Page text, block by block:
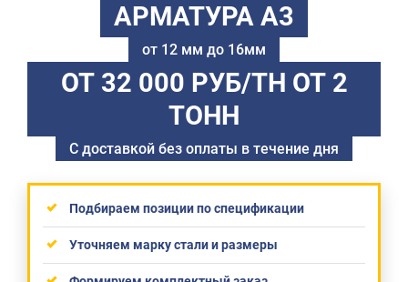
АРМАТУРА А3
от 12 мм до 16мм
ОТ 32 000 РУБ/ТН ОТ 2
ТОНН
С доставкой без оплаты в течение дня
Подбираем позиции по спецификации
Уточняем марку стали и размеры